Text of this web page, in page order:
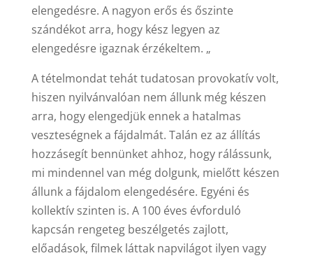
elengedésre. A nagyon erős és őszinte
szándékot arra, hogy kész legyen az
elengedésre igaznak érzékeltem. „
A tételmondat tehát tudatosan provokatív volt,
hiszen nyilvánvalóan nem állunk még készen
arra, hogy elengedjük ennek a hatalmas
veszteségnek a fájdalmát. Talán ez az állítás
hozzásegít bennünket ahhoz, hogy rálássunk,
mi mindennel van még dolgunk, mielőtt készen
állunk a fájdalom elengedésére. Egyéni és
kollektív szinten is. A 100 éves évforduló
kapcsán rengeteg beszélgetés zajlott,
előadások, filmek láttak napvilágot ilyen vagy